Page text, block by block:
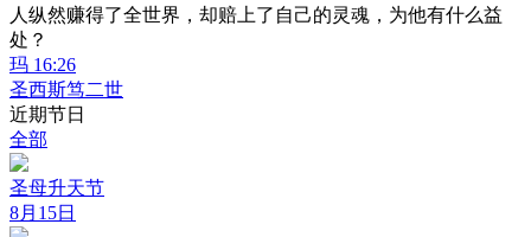
人纵然赚得了全世界，却赔上了自己的灵魂，为他有什么益
处？
玛 16:26
圣西斯笃二世
近期节日
全部
圣母升天节
8月15日